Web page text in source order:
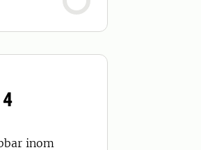
inom